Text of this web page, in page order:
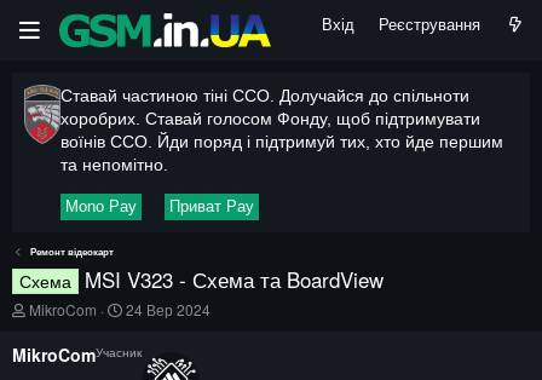
Вхід Реєстрування
Ставай частиною тіні ССО. Долучайся до спільноти
хоробрих. Ставай голосом Фонду, щоб підтримувати
воїнів ССО. Йди поряд і підтримуй тих, хто йде першим
та непомітно.
Mono Pay Приват Pay
Ремонт відеокарт
Схема MSI V323 - Схема та BoardView
А
т
о
MikroCom
Д
т
24 Вер 2024
MikroComУчасник